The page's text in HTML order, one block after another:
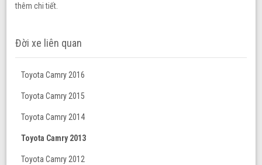
thêm chi tiết.
Đời xe liên quan
Toyota Camry 2016
Toyota Camry 2015
Toyota Camry 2014
Toyota Camry 2013
Toyota Camry 2012